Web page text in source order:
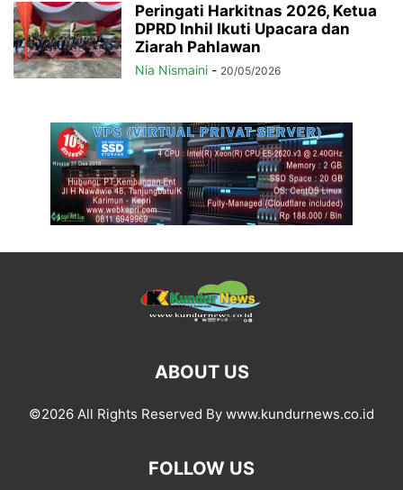
Peringati Harkitnas 2026, Ketua
DPRD Inhil Ikuti Upacara dan
Ziarah Pahlawan
Nia Nismaini - 20/05/2026
ABOUT US
©2026 All Rights Reserved By www.kundurnews.co.id
FOLLOW US